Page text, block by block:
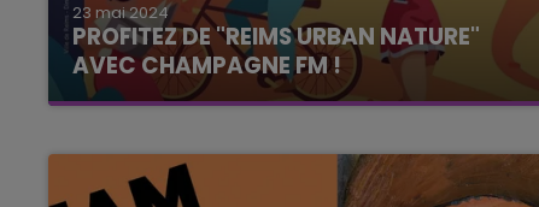
23 mai 2024
PROFITEZ DE "REIMS URBAN NATURE"
AVEC CHAMPAGNE FM !